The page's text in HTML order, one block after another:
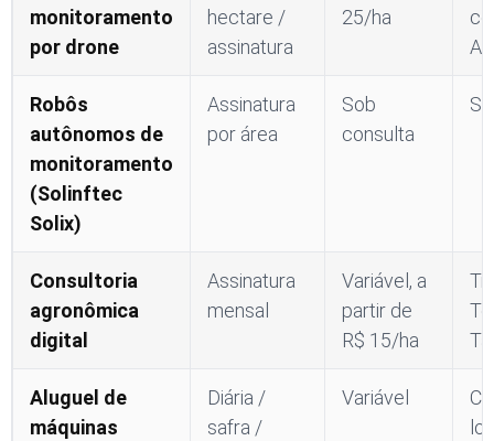
monitoramento
por drone
hectare /
assinatura
25/ha
Robôs
autônomos de
monitoramento
(Solinftec
Solix)
Assinatura
por área
Sob
consulta
Consultoria
agronômica
digital
Assinatura
mensal
Variável, a
partir de
R$ 15/ha
Aluguel de
máquinas
Diária /
safra /
Variável